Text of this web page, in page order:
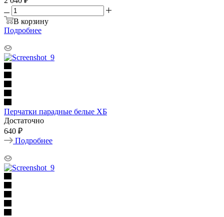
В корзину
Подробнее
Перчатки парадные белые ХБ
Достаточно
640 ₽
Подробнее